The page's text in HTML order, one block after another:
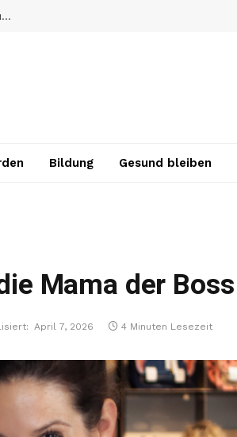
Der Bauernhof-Effekt, so klar wie nie zuvor
Bildung Gesund bleiben
Mama der Boss
April 7, 2026 4 Minuten Lesezeit